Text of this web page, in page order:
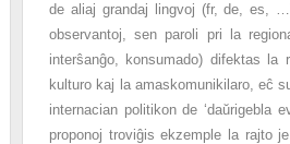
de aliaj grandaj lingvoj (fr, de, es,
observantoj, sen paroli pri la
interŝanĝo, konsumado) difektas
kulturo kaj la amaskomunikilaro, eĉ
internacian politikon de ‘daŭrigebla
proponoj troviĝis ekzemple la rajto